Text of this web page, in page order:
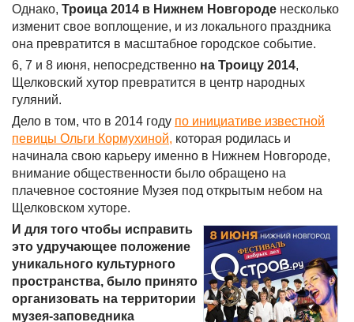
Однако, Троица 2014 в Нижнем Новгороде несколько
изменит свое воплощение, и из локального праздника
она превратится в масштабное городское событие.
6, 7 и 8 июня, непосредственно на Троицу 2014,
Щелковский хутор превратится в центр народных
гуляний.
Дело в том, что в 2014 году по инициативе известной
певицы Ольги Кормухиной, которая родилась и
начинала свою карьеру именно в Нижнем Новгороде,
внимание общественности было обращено на
плачевное состояние Музея под открытым небом на
Щелковском хуторе.
И для того чтобы исправить
это удручающее положение
уникального культурного
пространства, было принято
организовать на территории
музея-заповедника